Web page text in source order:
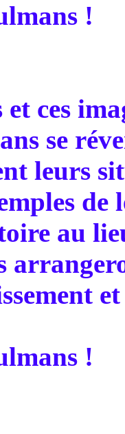
!
et ces
se
leurs
au
!